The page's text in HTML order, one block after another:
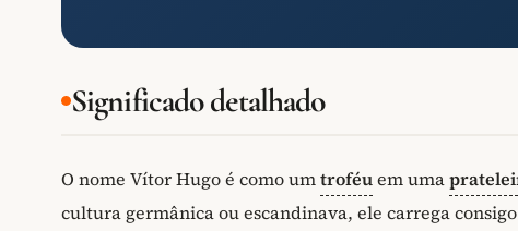
Significado detalhado
O nome Vítor Hugo é como umtroféuem uma
cultura germânica ou escandinava, ele carrega